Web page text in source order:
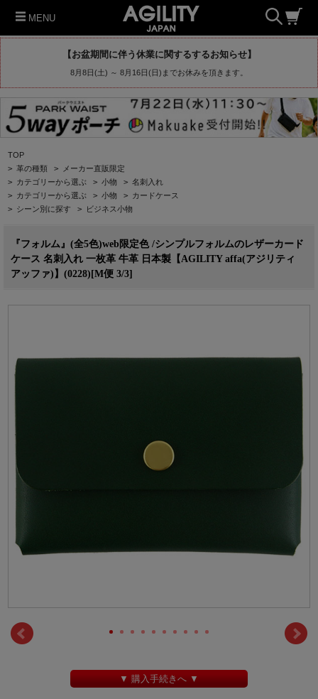
MENU
【お盆期間に伴う休業に関するするお知らせ】
8月8日(土) ～ 8月16日(日)までお休みを頂きます。
TOP
> 革の種類 > メーカー直販限定
> カテゴリーから選ぶ > 小物 > 名刺入れ
> カテゴリーから選ぶ > 小物 > カードケース
> シーン別に探す > ビジネス小物
『フォルム』(全5色)web限定色 /シンプルフォルムのレザーカード
ケース 名刺入れ 一枚革 牛革 日本製【AGILITY affa(アジリティ
アッファ)】(0228)[M便 3/3]
▼ 購入手続きへ ▼